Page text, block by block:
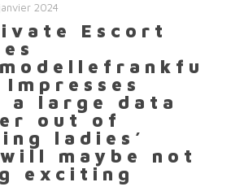
2024
Escort
a large data
out of
ladies’
maybe not
exciting